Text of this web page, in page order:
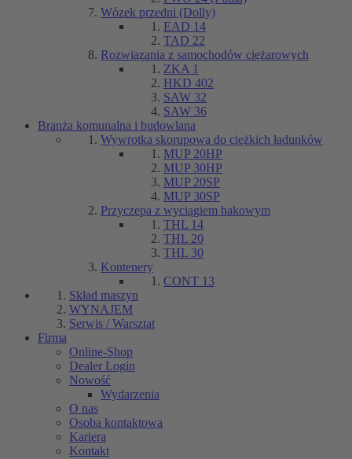
Wózek przedni (Dolly)
EAD 14
TAD 22
Rozwiązania z samochodów ciężarowych
ZKA 1
HKD 402
SAW 32
SAW 36
Branża komunalna i budowlana
Wywrotka skorupowa do ciężkich ładunków
MUP 20HP
MUP 30HP
MUP 20SP
MUP 30SP
Przyczepa z wyciągiem hakowym
THL 14
THL 20
THL 30
Kontenery
CONT 13
Skład maszyn
WYNAJEM
Serwis / Warsztat
Firma
Online-Shop
Dealer Login
Nowość
Wydarzenia
O nas
Osoba kontaktowa
Kariera
Kontakt